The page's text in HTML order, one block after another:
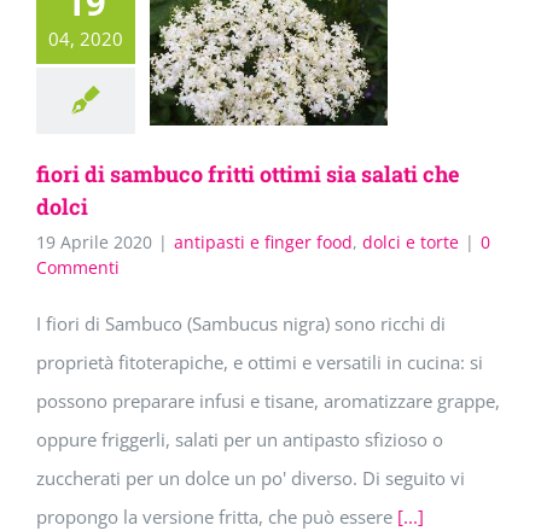
04, 2020
fiori di sambuco fritti ottimi sia salati che
dolci
19 Aprile 2020 | antipasti e finger food, dolci e torte | 0
Commenti
I fiori di Sambuco (Sambucus nigra) sono ricchi di
proprietà fitoterapiche, e ottimi e versatili in cucina: si
possono preparare infusi e tisane, aromatizzare grappe,
oppure friggerli, salati per un antipasto sfizioso o
zuccherati per un dolce un po' diverso. Di seguito vi
propongo la versione fritta, che può essere [...]